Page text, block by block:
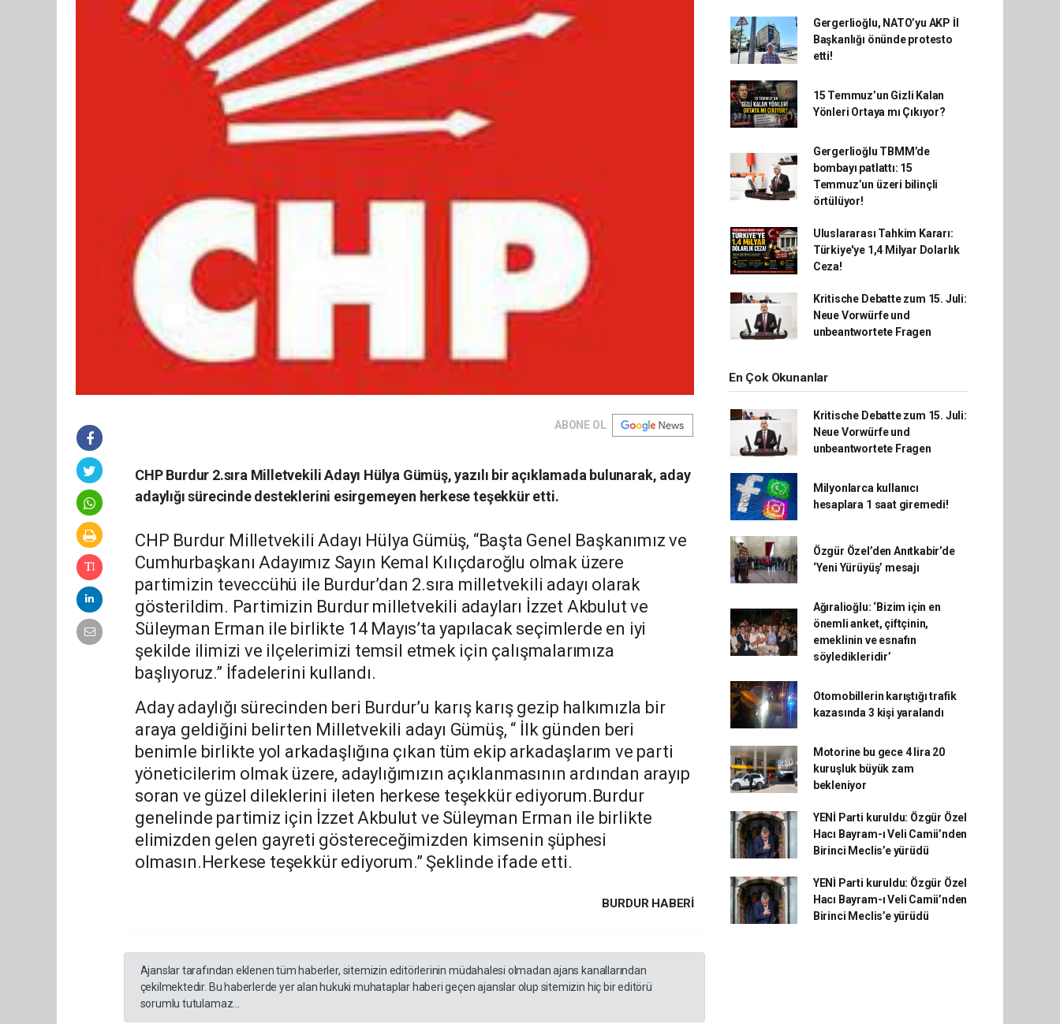
ABONE OL
CHP Burdur 2.sıra Milletvekili Adayı Hülya Gümüş, yazılı bir açıklamada bulunarak, aday
adaylığı sürecinde desteklerini esirgemeyen herkese teşekkür etti.
CHP Burdur Milletvekili Adayı Hülya Gümüş, “Başta Genel Başkanımız ve
Cumhurbaşkanı Adayımız Sayın Kemal Kılıçdaroğlu olmak üzere
partimizin teveccühü ile Burdur’dan 2.sıra milletvekili adayı olarak
gösterildim. Partimizin Burdur milletvekili adayları İzzet Akbulut ve
Süleyman Erman ile birlikte 14 Mayıs’ta yapılacak seçimlerde en iyi
şekilde ilimizi ve ilçelerimizi temsil etmek için çalışmalarımıza
başlıyoruz.” İfadelerini kullandı.
Aday adaylığı sürecinden beri Burdur’u karış karış gezip halkımızla bir
araya geldiğini belirten Milletvekili adayı Gümüş, “ İlk günden beri
benimle birlikte yol arkadaşlığına çıkan tüm ekip arkadaşlarım ve parti
yöneticilerim olmak üzere, adaylığımızın açıklanmasının ardından arayıp
soran ve güzel dileklerini ileten herkese teşekkür ediyorum.Burdur
genelinde partimiz için İzzet Akbulut ve Süleyman Erman ile birlikte
elimizden gelen gayreti göstereceğimizden kimsenin şüphesi
olmasın.Herkese teşekkür ediyorum.” Şeklinde ifade etti.
BURDUR HABERİ
Ajanslar tarafından eklenen tüm haberler, sitemizin editörlerinin müdahalesi olmadan ajans kanallarından
çekilmektedir. Bu haberlerde yer alan hukuki muhataplar haberi geçen ajanslar olup sitemizin hiç bir editörü
sorumlu tutulamaz...
Gergerlioğlu, NATO’yu AKP İl
Başkanlığı önünde protesto
etti!
15 Temmuz’un Gizli Kalan
Yönleri Ortaya mı Çıkıyor?
Gergerlioğlu TBMM’de
bombayı patlattı: 15
Temmuz’un üzeri bilinçli
örtülüyor!
Uluslararası Tahkim Kararı:
Türkiye'ye 1,4 Milyar Dolarlık
Ceza!
Kritische Debatte zum 15. Juli:
Neue Vorwürfe und
unbeantwortete Fragen
En Çok Okunanlar
Kritische Debatte zum 15. Juli:
Neue Vorwürfe und
unbeantwortete Fragen
Milyonlarca kullanıcı
hesaplara 1 saat giremedi!
Özgür Özel’den Anıtkabir’de
‘Yeni Yürüyüş’ mesajı
Ağıralioğlu: ‘Bizim için en
önemli anket, çiftçinin,
emeklinin ve esnafın
söyledikleridir’
Otomobillerin karıştığı trafik
kazasında 3 kişi yaralandı
Motorine bu gece 4 lira 20
kuruşluk büyük zam
bekleniyor
YENİ Parti kuruldu: Özgür Özel
Hacı Bayram-ı Veli Camii’nden
Birinci Meclis’e yürüdü
YENİ Parti kuruldu: Özgür Özel
Hacı Bayram-ı Veli Camii’nden
Birinci Meclis’e yürüdü